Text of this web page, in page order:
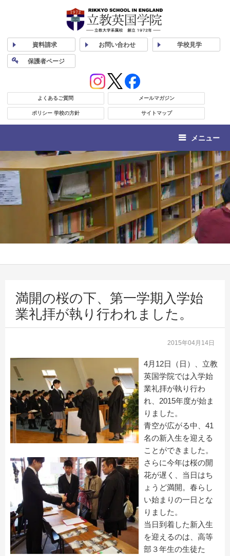
資料請求 お問い合わせ 学校見学
保護者ページ
よくあるご質問 メールマガジン
ポリシー 学校の方針 サイトマップ
メニュー
満開の桜の下、第一学期入学始
業礼拝が執り行われました。
2015年04月14日
4月12日（日）、立教
英国学院では入学始
業礼拝が執り行わ
れ、2015年度が始ま
りました。
青空が広がる中、41
名の新入生を迎える
ことができました。
さらに今年は桜の開
花が遅く、当日はち
ょうど満開。春らし
い始まりの一日とな
りました。
当日到着した新入生
を迎えるのは、高等
部３年生の生徒た